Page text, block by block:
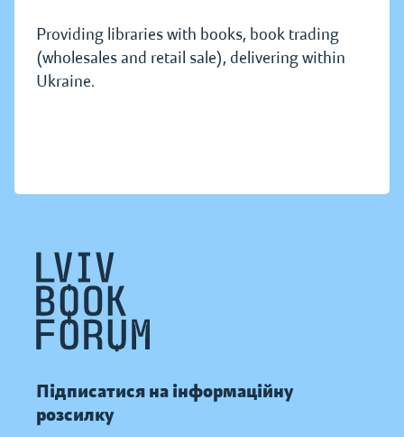
Providing libraries with books, book trading
(wholesales and retail sale), delivering within
Ukraine.
Підписатися на інформаційну
розсилку